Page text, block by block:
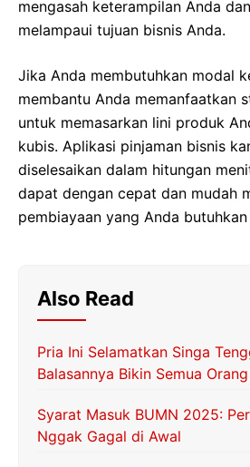
mengasah keterampilan Anda
melampaui tujuan bisnis Anda.
Jika Anda membutuhkan modal
membantu Anda memanfaatkan
untuk memasarkan lini produk
kubis. Aplikasi pinjaman bisnis
diselesaikan dalam hitungan
dapat dengan cepat dan mudah
pembiayaan yang Anda
Also Read
Pria Ini Selamatkan Singa
Balasannya Bikin Semua
Syarat Masuk BUMN 2025:
Nggak Gagal di Awal